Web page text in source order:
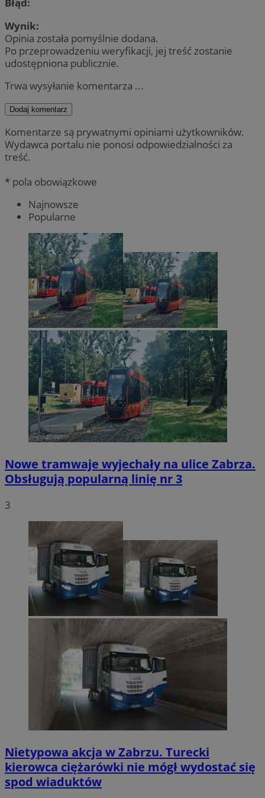
Błąd:
Wynik:
Opinia została pomyślnie dodana.
Po przeprowadzeniu weryfikacji, jej treść zostanie
udostępniona publicznie.
Trwa wysyłanie komentarza ...
Dodaj komentarz
Komentarze są prywatnymi opiniami użytkowników.
Wydawca portalu nie ponosi odpowiedzialności za
treść.
* pola obowiązkowe
Najnowsze
Popularne
Nowe tramwaje wyjechały na ulice Zabrza.
Obsługują popularną linię nr 3
3
Nietypowa akcja w Zabrzu. Turecki
kierowca ciężarówki nie mógł wydostać się
spod wiaduktów